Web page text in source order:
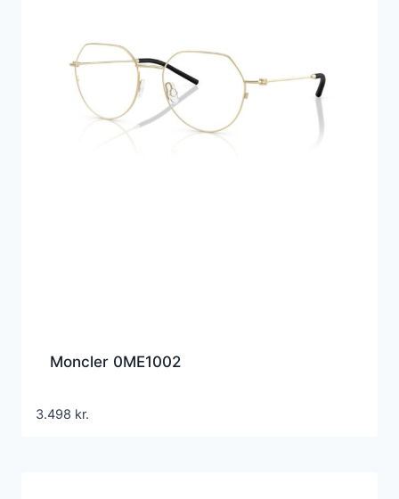
Moncler 0ME1002
3.498 kr.